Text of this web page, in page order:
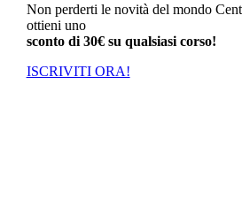
Non perderti le novità del mondo
ottieni uno
sconto di 30€ su qualsiasi corso!
ISCRIVITI ORA!